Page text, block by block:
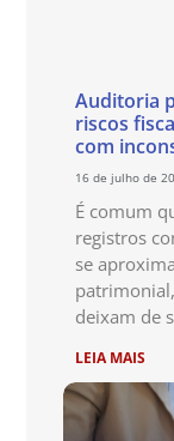
Auditoria
riscos
com
16 de julho de
É comum
registros
se
deixam de
LEIA MAIS